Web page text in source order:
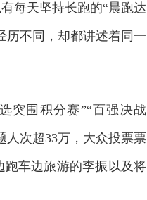
每天坚持长跑的“晨跑达
不同，却都讲述着同一
突围积分赛”“百强决战
人次超33万，大众投票票
跑车边旅游的李振以及将